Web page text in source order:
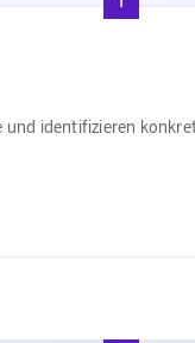
und identifizieren